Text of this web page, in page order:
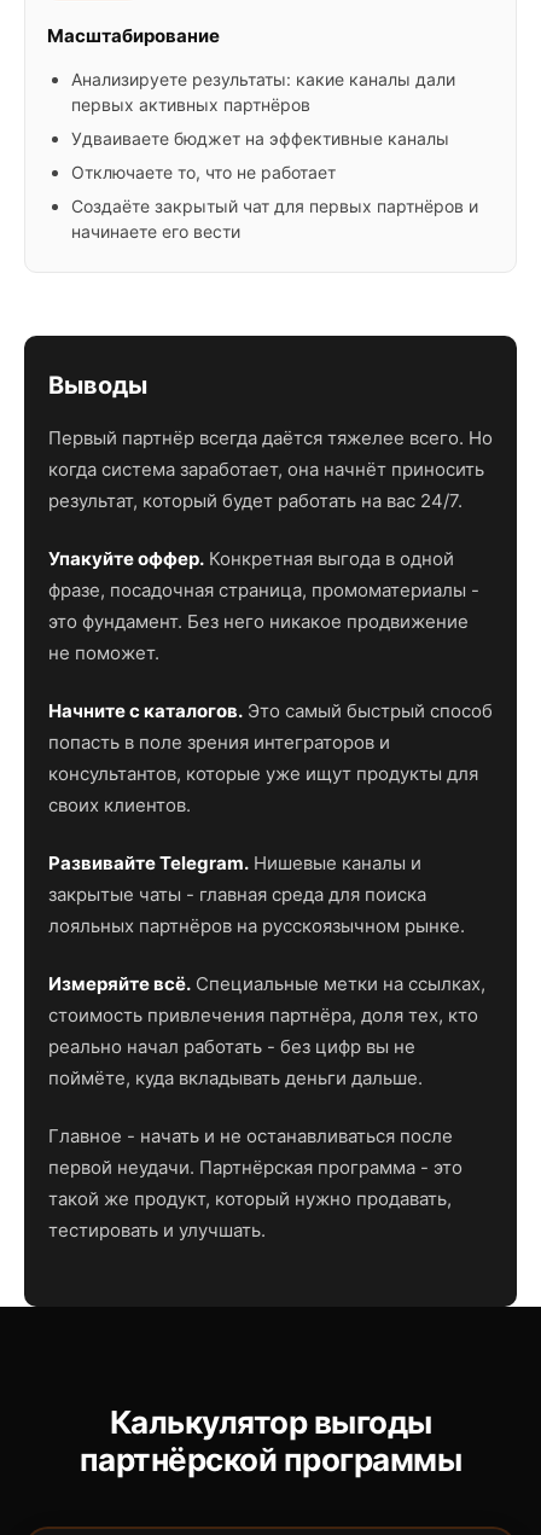
Масштабирование
Анализируете результаты: какие каналы дали
первых активных партнёров
Удваиваете бюджет на эффективные каналы
Отключаете то, что не работает
Создаёте закрытый чат для первых партнёров и
начинаете его вести
Выводы
Первый партнёр всегда даётся тяжелее всего. Но
когда система заработает, она начнёт приносить
результат, который будет работать на вас 24/7.
Упакуйте оффер. Конкретная выгода в одной
фразе, посадочная страница, промоматериалы -
это фундамент. Без него никакое продвижение
не поможет.
Начните с каталогов. Это самый быстрый способ
попасть в поле зрения интеграторов и
консультантов, которые уже ищут продукты для
своих клиентов.
Развивайте Telegram. Нишевые каналы и
закрытые чаты - главная среда для поиска
лояльных партнёров на русскоязычном рынке.
Измеряйте всё. Специальные метки на ссылках,
стоимость привлечения партнёра, доля тех, кто
реально начал работать - без цифр вы не
поймёте, куда вкладывать деньги дальше.
Главное - начать и не останавливаться после
первой неудачи. Партнёрская программа - это
такой же продукт, который нужно продавать,
тестировать и улучшать.
Калькулятор выгоды
партнёрской программы